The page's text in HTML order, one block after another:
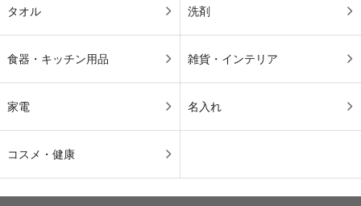
タオル 洗剤
食器・キッチン用品 雑貨・インテリア
家電 名入れ
コスメ・健康